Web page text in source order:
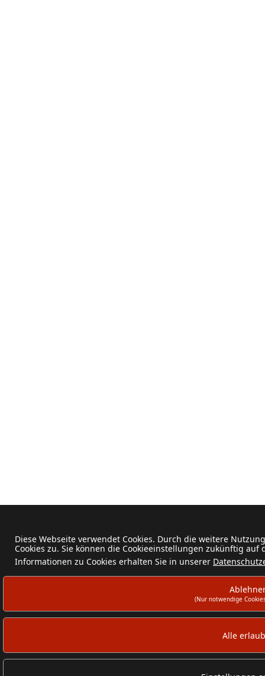
Diese Webseite verwendet Cookies. Durch die weitere
Cookies zu. Sie können die Cookieeinstellungen zukünftig
Informationen zu Cookies erhalten Sie in unserer
(Nur notwendige
Alle